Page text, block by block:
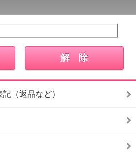
（返品など）